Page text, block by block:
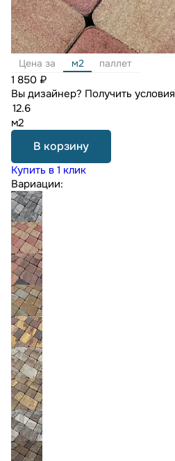
Цена за м2 паллет
1 850 ₽
Вы дизайнер? Получить условия
м2
В корзину
Купить в 1 клик
Вариации: